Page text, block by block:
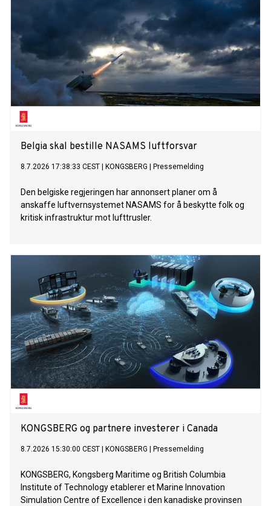
Belgia skal bestille NASAMS luftforsvar
8.7.2026 17:38:33 CEST KONGSBERG Pressemelding
Den belgiske regjeringen har annonsert planer om å
anskaffe luftvernsystemet NASAMS for å beskytte folk og
kritisk infrastruktur mot lufttrusler.
KONGSBERG og partnere investerer i Canada
8.7.2026 15:30:00 CEST KONGSBERG Pressemelding
KONGSBERG, Kongsberg Maritime og British Columbia
Institute of Technology etablerer et Marine Innovation
Simulation Centre of Excellence i den kanadiske provinsen